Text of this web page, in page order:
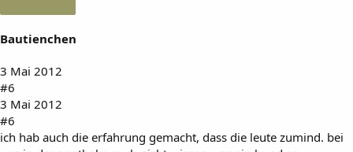
Bautienchen
3 Mai 2012
#6
3 Mai 2012
#6
ich hab auch die erfahrung gemacht, dass die leute zumind. bei